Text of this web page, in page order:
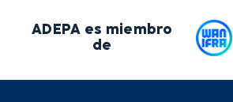
ADEPA es miembro
de